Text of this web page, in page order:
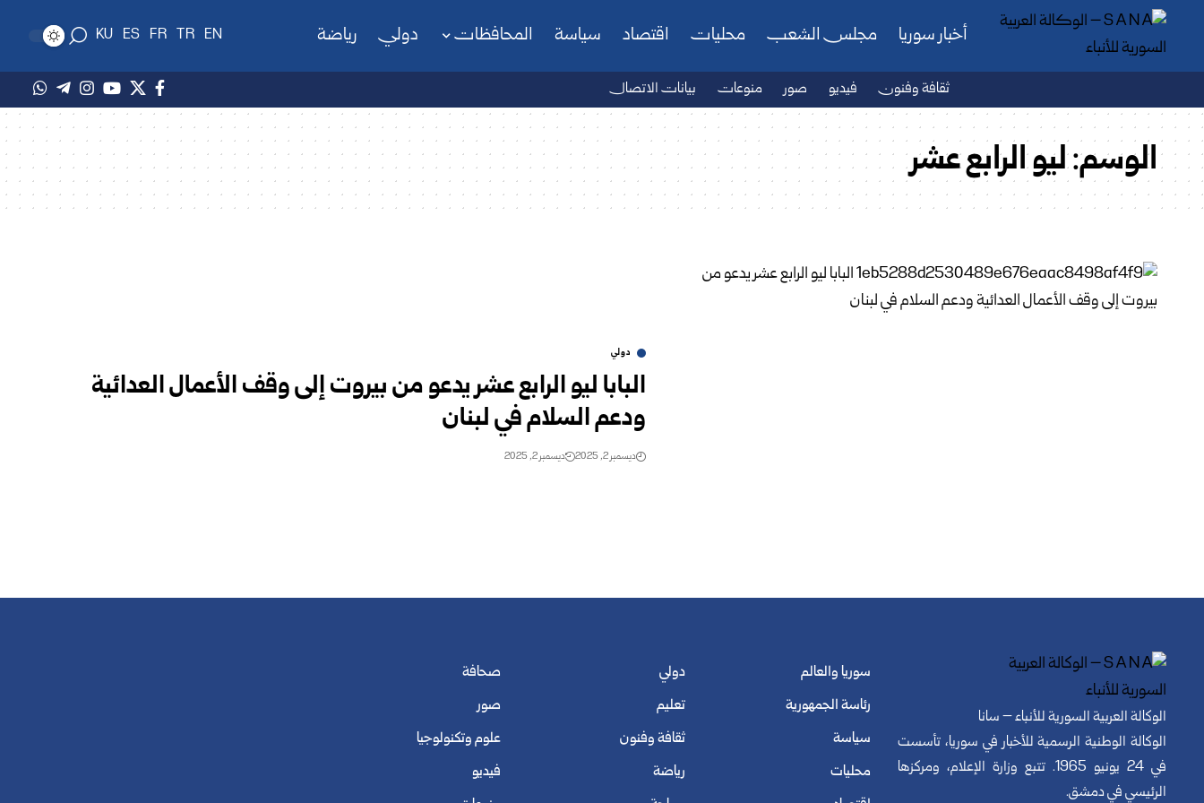
أخبار سوريا مجلس الشعب محليات اقتصاد سياسة المحافظات دولي رياضة EN
TR
FR
ES
KU
ثقافة وفنون فيديو صور منوعات بيانات الاتصال
الوسم:ليو الرابع عشر
دولي
البابا ليو الرابع عشر يدعو من بيروت إلى وقف الأعمال العدائية
ودعم السلام في لبنان
ديسمبر 2, 2025 ديسمبر 2, 2025
الوكالة العربية السورية للأنباء – سانا
الوكالة الوطنية الرسمية للأخبار في سوريا، تأسست
في 24 يونيو 1965. تتبع وزارة الإعلام، ومركزها
الرئيسي في دمشق.
سوريا والعالم
رئاسة الجمهورية
سياسة
محليات
دولي
تعليم
ثقافة وفنون
رياضة
صحافة
صور
علوم وتكنولوجيا
فيديو